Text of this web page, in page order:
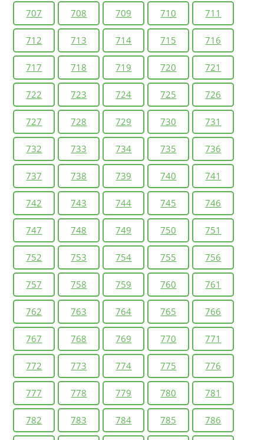
707 708 709 710 711
712 713 714 715 716
717 718 719 720 721
722 723 724 725 726
727 728 729 730 731
732 733 734 735 736
737 738 739 740 741
742 743 744 745 746
747 748 749 750 751
752 753 754 755 756
757 758 759 760 761
762 763 764 765 766
767 768 769 770 771
772 773 774 775 776
777 778 779 780 781
782 783 784 785 786